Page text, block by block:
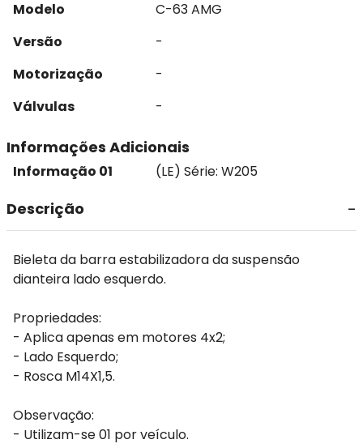
Modelo
C-63 AMG
Versão
-
Motorização
-
Válvulas
-
Informações Adicionais
Informação 01 (LE) Série: W205
Descrição
Bieleta da barra estabilizadora da suspensão
dianteira lado esquerdo.
Propriedades:
- Aplica apenas em motores 4x2;
- Lado Esquerdo;
- Rosca M14X1,5.
Observação:
- Utilizam-se 01 por veículo.